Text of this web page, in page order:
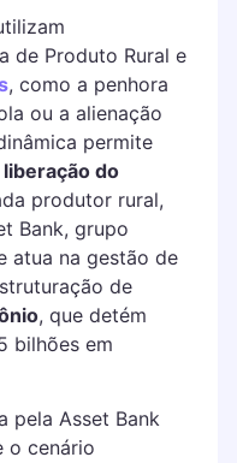
de Produto Rural e
, como a penhora
ou a alienação
permite
do
produtor rural,
Bank, grupo
atua na gestão de
de
, que detém
bilhões em
pela Asset Bank
o cenário